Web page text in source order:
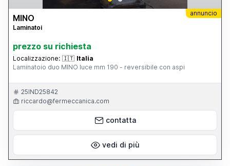
annuncio
MINO
Laminatoi
prezzo su richiesta
Localizzazione: 🇮🇹 Italia
Laminatoio duo MINO luce mm 190 - reversibile con aspi
25IND25842
riccardo@fermeccanica.com
contatta
vedi di più